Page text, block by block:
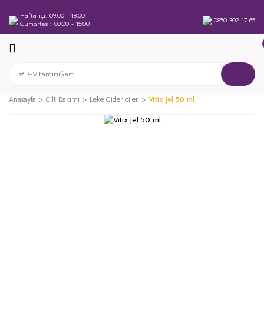
Hafta içi 09:00 - 18:00
Cumartesi 09:00 - 15:00 0850 302 17 65
Anasayfa Cilt Bakımı Leke Gidericiler Vitix jel 50 ml